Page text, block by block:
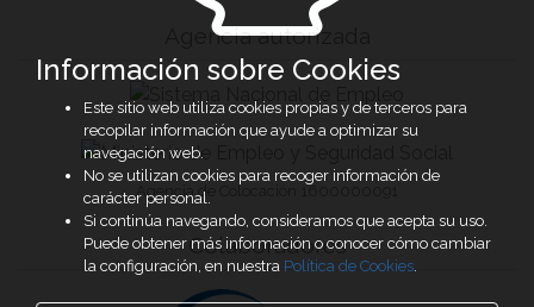
Agencia autorizada
Agencia de Colocación 1600000091
Colaboradores
Información sobre Cookies
Este sitio web utiliza cookies propias y de terceros para
recopilar información que ayude a optimizar su
navegación web.
No se utilizan cookies para recoger información de
carácter personal.
Si continúa navegando, consideramos que acepta su uso.
Puede obtener más información o conocer cómo cambiar
la configuración, en nuestra Política de Cookies.